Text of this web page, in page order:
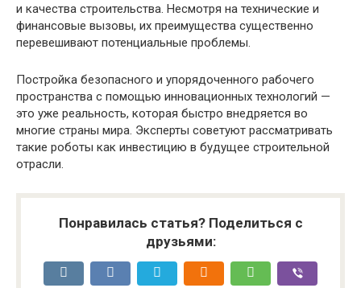
и качества строительства. Несмотря на технические и
финансовые вызовы, их преимущества существенно
перевешивают потенциальные проблемы.
Постройка безопасного и упорядоченного рабочего
пространства с помощью инновационных технологий —
это уже реальность, которая быстро внедряется во
многие страны мира. Эксперты советуют рассматривать
такие роботы как инвестицию в будущее строительной
отрасли.
Понравилась статья? Поделиться с
друзьями: